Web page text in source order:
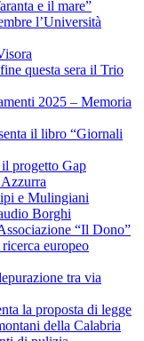
e il mare”
l’Università
questa sera il Trio
2025 – Memoria
il libro “Giornali
progetto Gap
e Mulingiani
Borghi
“Il Dono”
europeo
tra via
la proposta di legge
della Calabria